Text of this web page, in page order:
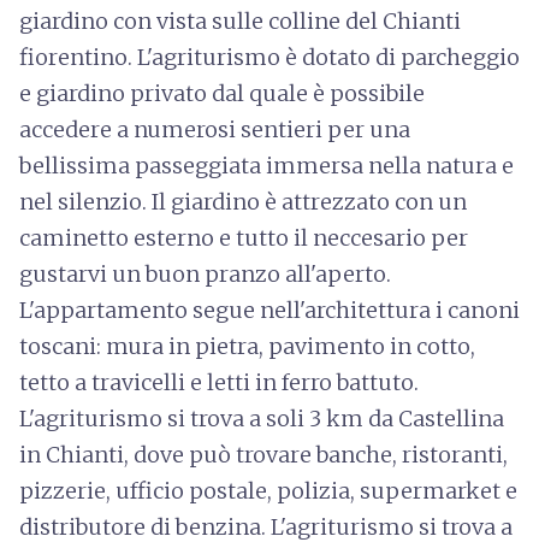
giardino con vista sulle colline del Chianti
fiorentino. L'agriturismo è dotato di parcheggio
e giardino privato dal quale è possibile
accedere a numerosi sentieri per una
bellissima passeggiata immersa nella natura e
nel silenzio. Il giardino è attrezzato con un
caminetto esterno e tutto il neccesario per
gustarvi un buon pranzo all'aperto.
L'appartamento segue nell'architettura i canoni
toscani: mura in pietra, pavimento in cotto,
tetto a travicelli e letti in ferro battuto.
L'agriturismo si trova a soli 3 km da Castellina
in Chianti, dove può trovare banche, ristoranti,
pizzerie, ufficio postale, polizia, supermarket e
distributore di benzina. L'agriturismo si trova a